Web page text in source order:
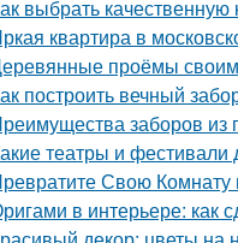
выбрать
квартира в
проёмы
построить вечный
заборов из
театры и
Свою
в интерьере: как